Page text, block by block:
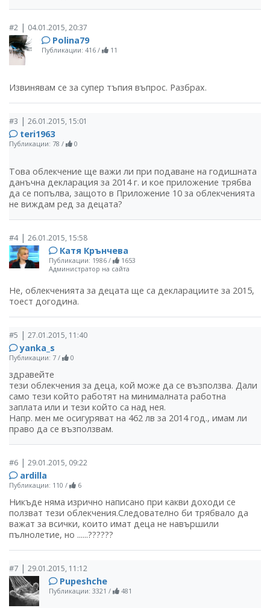
#2 | 04.01.2015, 20:37
Polina79
Публикации: 416/ 11
Извинявам се за супер тъпия въпрос. Разбрах.
#3 | 26.01.2015, 15:01
teri1963
Публикации: 78 / 0
Това облекчение ще важи ли при подаване на годишната
данъчна декларация за 2014 г. и кое приложение трябва
да се попълва, защото в Приложение 10 за облекченията
не виждам ред за децата?
#4| 26.01.2015, 15:58
Катя Крънчева
Публикации: 1986 /
1653
Администратор на сайта
Не, облекченията за децата ще са декларациите за 2015,
тоест догодина.
#5 | 27.01.2015, 11:40
yanka_s
Публикации: 7 / 0
здравейте
тези облекчения за деца, кой може да се възползва. Дали
само тези който работят на минималната работна
заплата или и тези който са над нея.
Напр. мен ме осигуряват на 462 лв за 2014 год., имам ли
право да се възползвам.
#6 | 29.01.2015, 09:22
ardilla
Публикации: 110 / 6
Никъде няма изрично написано при какви доходи се
ползват тези облекчения.Следователно би трябвало да
важат за всички, които имат деца не навършили
пълнолетие, но ......??????
#7 | 29.01.2015, 11:12
Pupeshche
Публикации: 3321 / 481